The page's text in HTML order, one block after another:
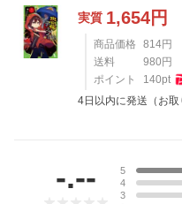
実質 1,654円
商品価格 814円
送料
980円
ポイント
140pt
4日以内に発送（お取
-.--
5
4
3